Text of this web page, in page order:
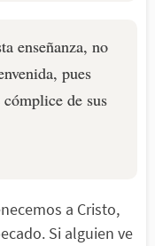
enseñanza, no
pues
de sus
a Cristo,
Si alguien ve